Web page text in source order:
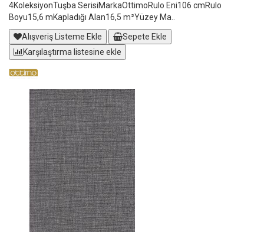
4KoleksiyonTuşba SerisiMarkaOttimoRulo Eni106 cmRulo
Boyu15,6 mKapladığı Alan16,5 m²Yüzey Ma..
Alışveriş Listeme Ekle
Sepete Ekle
Karşılaştırma listesine ekle